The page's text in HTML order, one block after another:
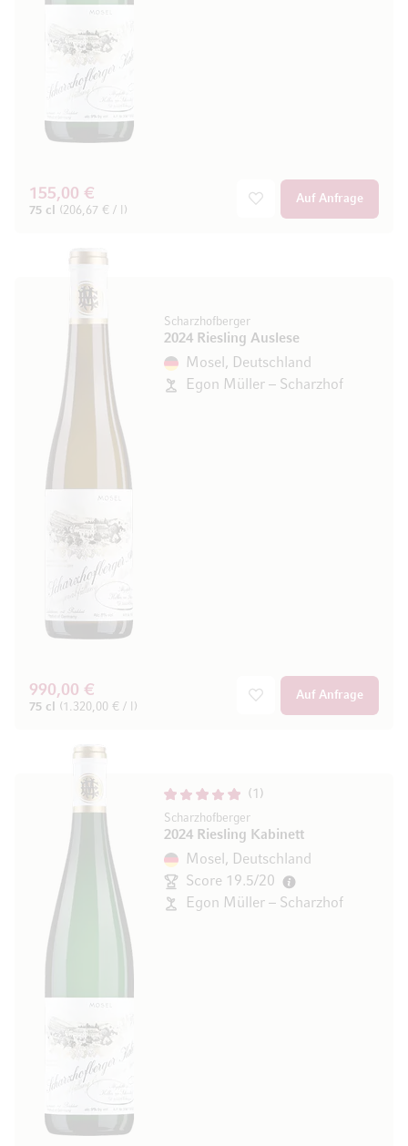
155,00 €
75 cl (206,67 € / l)
Auf Anfrage
Scharzhofberger
2024 Riesling Auslese
Mosel, Deutschland
Egon Müller – Scharzhof
990,00 €
75 cl (1.320,00 € / l)
Auf Anfrage
1
Scharzhofberger
2024 Riesling Kabinett
Mosel, Deutschland
Score 19.5/20
Egon Müller – Scharzhof